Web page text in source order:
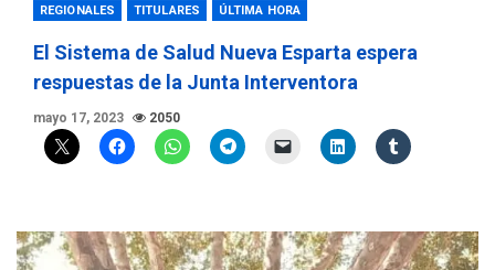
REGIONALES TITULARES ÚLTIMA HORA
El Sistema de Salud Nueva Esparta espera
respuestas de la Junta Interventora
mayo 17, 2023 2050